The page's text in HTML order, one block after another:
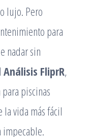
lujo. Pero
para
nadar sin
Análisis FliprR,
piscinas
la vida más fácil
impecable.